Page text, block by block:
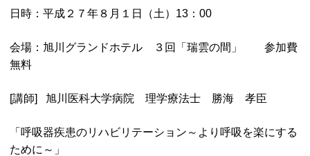
日時：平成２７年８月１日（土）13：00
会場：旭川グランドホテル ３回「瑞雲の間」 参加費
無料
[講師] 旭川医科大学病院 理学療法士 勝海 孝臣
「呼吸器疾患のリハビリテーション～より呼吸を楽にする
ために～」